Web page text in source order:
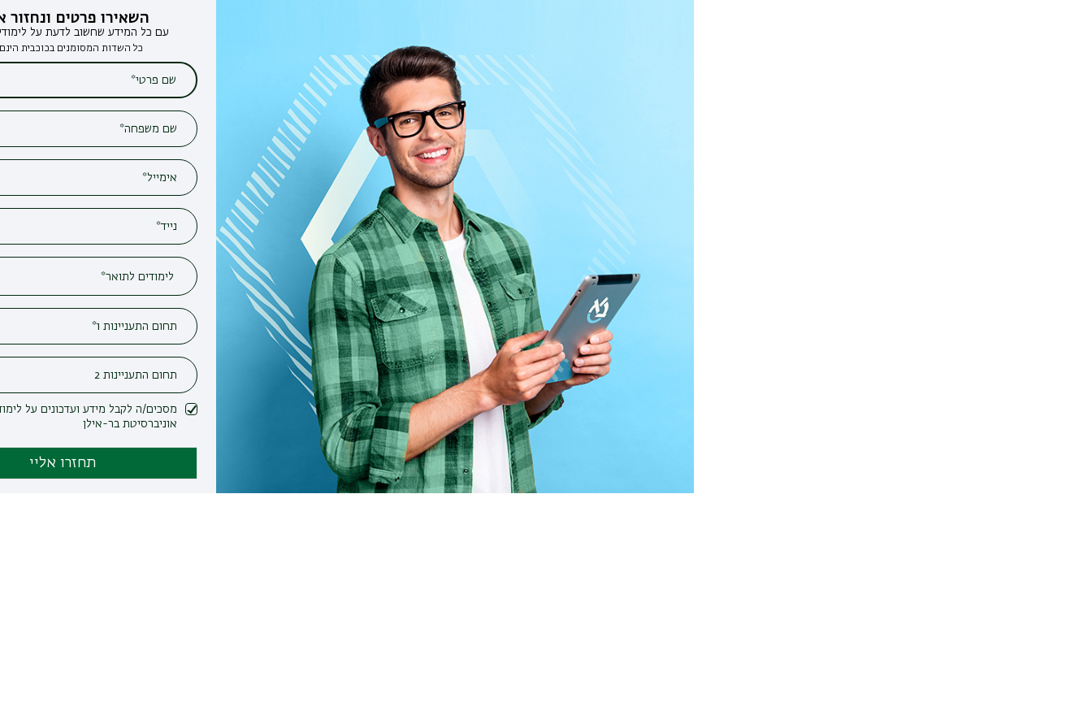
השאירו פרטים ונחזור אליכם
עם כל המידע שחשוב לדעת על לימודים בבר-אילן
כל השדות המסומנים בכוכבית הינם חובה*
מסכים/ה לקבל מידע ועדכונים על לימודים ופעילות
אוניברסיטת בר-אילן